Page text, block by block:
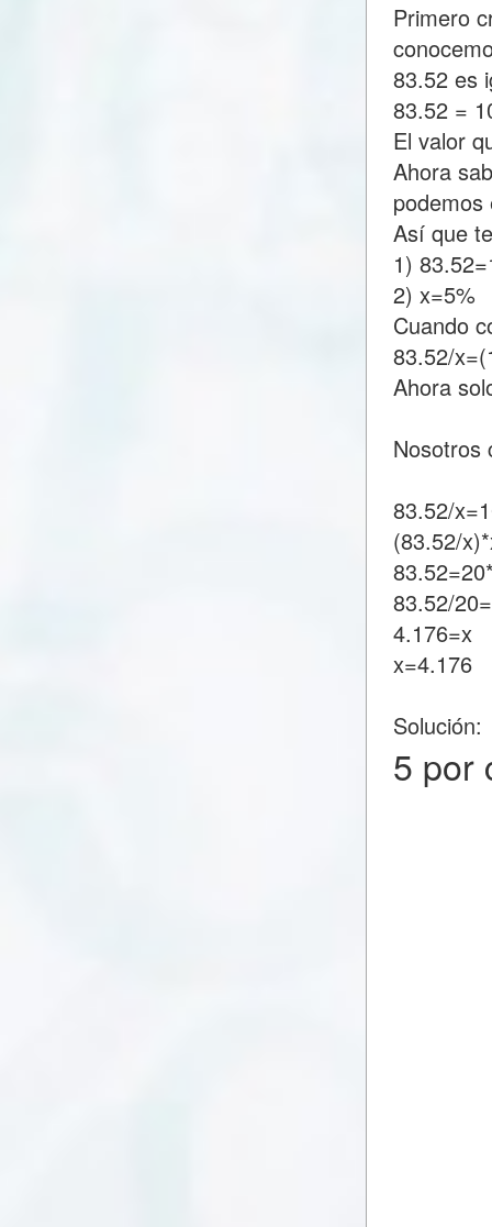
Primero
83.52 es
83.52 =
El valor
Ahora
Así que
1)
2) x=5%
Cuando
83.52/
Ahora
Nosotros
83.52/
(83.52/
83.52/
4.176=x
x=4.176
Solución:
5 por